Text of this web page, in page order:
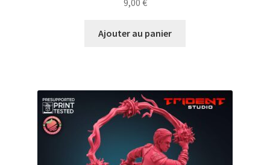
9,00 €
Ajouter au panier